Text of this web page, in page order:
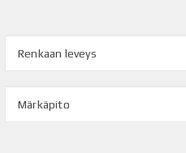
Renkaan leveys
Märkäpito